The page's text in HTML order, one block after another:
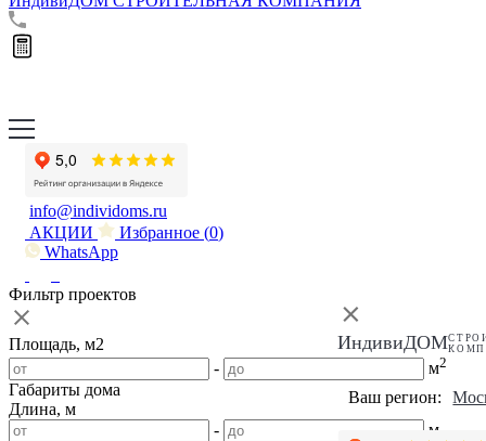
info@individoms.ru
АКЦИИ
Избранное (0)
WhatsApp
ИндивиДОМ
Ваш регион:
Фильтр проектов
Площадь, м2
-
м2
Габариты дома
Длина, м
-
м